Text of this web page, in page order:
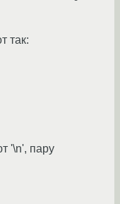
так:
'\n', пару